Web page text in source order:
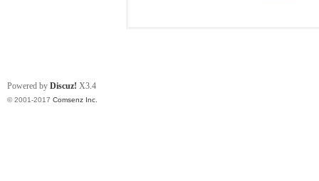
Powered by Discuz! X3.4
© 2001-2017 Comsenz Inc.